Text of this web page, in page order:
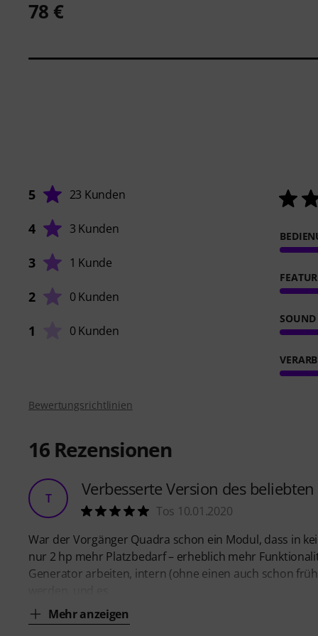
78 €
5 23 Kunden
4 3 Kunden
3 1 Kunde
2 0 Kunden
1 0 Kunden
SOUND
Bewertungsrichtlinien
16 Rezensionen
T Verbesserte Version des
Tos 10.01.2020
War der Vorgänger Quadra schon ein Modul, dass in
nur 2 hp mehr Platzbedarf – erheblich mehr
Generator arbeiten, intern (ohne einen auch schon
Mehr anzeigen